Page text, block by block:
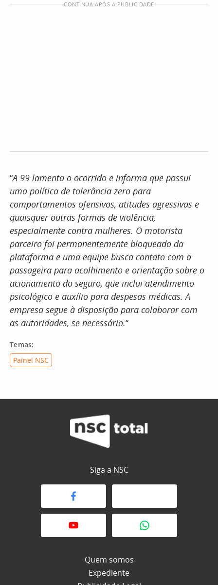
CONTINUA APÓS A PUBLICIDADE
“A 99 lamenta o ocorrido e informa que possui
uma política de tolerância zero para
comportamentos ofensivos, atitudes agressivas e
quaisquer outras formas de violência,
especialmente contra mulheres. O motorista
parceiro foi permanentemente bloqueado da
plataforma e uma equipe busca contato com a
passageira para acolhimento e orientação sobre o
acionamento do seguro, que inclui atendimento
psicológico e auxílio para despesas médicas. A
empresa segue à disposição para colaborar com
as autoridades, se necessário.“
Temas:
Painel NSC
Siga a NSC
Quem somos
Expediente